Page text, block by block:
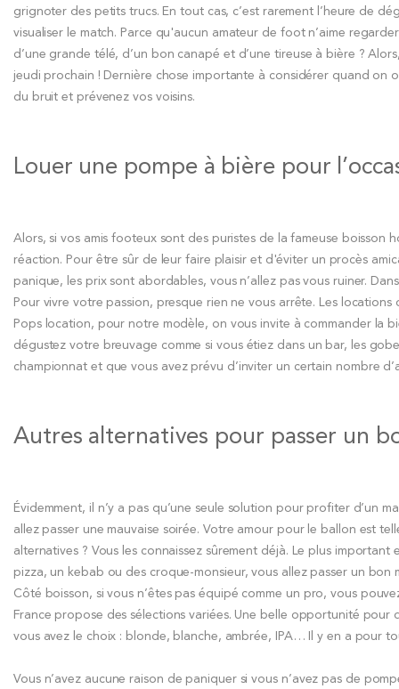
grignoter des petits trucs. En tout cas, c’est rarement l’heure de
visualiser le match. Parce qu'aucun amateur de foot n’aime
d’une grande télé, d’un bon canapé et d’une tireuse à bière ?
jeudi prochain ! Dernière chose importante à considérer quand on
du bruit et prévenez vos voisins.
Louer une pompe à bière pour
Alors, si vos amis footeux sont des puristes de la fameuse boisson
réaction. Pour être sûr de leur faire plaisir et d'éviter un procès
panique, les prix sont abordables, vous n’allez pas vous ruiner.
Pour vivre votre passion, presque rien ne vous arrête. Les locations
Pops location, pour notre modèle, on vous invite à commander la
dégustez votre breuvage comme si vous étiez dans un bar, les
championnat et que vous avez prévu d’inviter un certain nombre
Autres alternatives pour passer un
Évidemment, il n’y a pas qu’une seule solution pour profiter d’un
allez passer une mauvaise soirée. Votre amour pour le ballon est
alternatives ? Vous les connaissez sûrement déjà. Le plus
pizza, un kebab ou des croque-monsieur, vous allez passer un bon
Côté boisson, si vous n’êtes pas équipé comme un pro, vous
France propose des sélections variées. Une belle opportunité
vous avez le choix : blonde, blanche, ambrée, IPA… Il y en a pour
Vous n’avez aucune raison de paniquer si vous n’avez pas de